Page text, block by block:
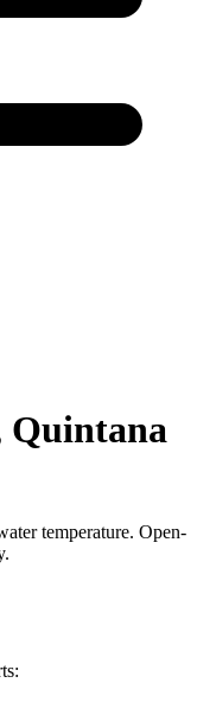
Quintana
temperature. Open-